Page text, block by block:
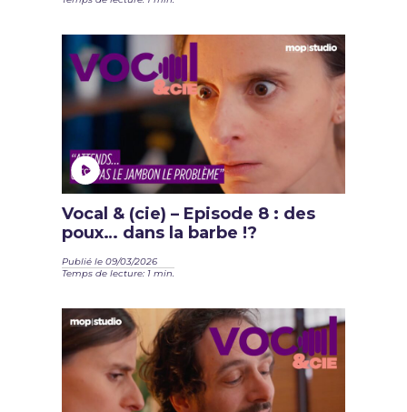
Vocal & (cie) – Episode 8 : des
poux… dans la barbe !?
Publié le 09/03/2026
Temps de lecture: 1 min.